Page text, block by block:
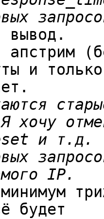
вывод.
апстрим
и
и т.д.
будет